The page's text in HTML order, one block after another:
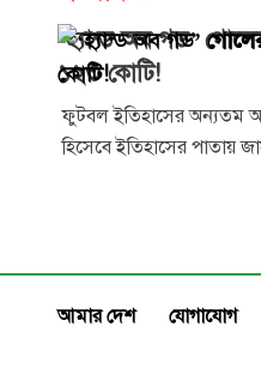
‘হ্যান্ড অব গড’
১২৩ কোটি!
ফুটবল ইতিহাসের অন্যতম
হিসেবে ইতিহাসের পাতায়
আর্জেন্টাইন কিংবদন্তি
আমার দেশ যোগাযোগ